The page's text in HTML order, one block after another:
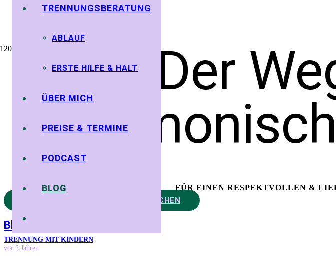
TRENNUNGSBERATUNG
ABLAUF
ERSTE HILFE & HALT
ÜBER MICH
PREISE & TERMINE
PODCAST
BLOG
Der
FÜR EINEN RESPEKTVOLLEN &
KOSTENLOSES ERSTGESPRÄCH BUCHEN
Blog
TRENNUNG MIT KINDERN
vor 2 Jahren